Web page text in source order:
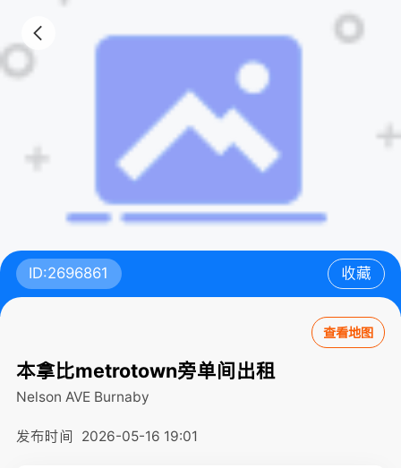
ID:2696861 收藏
查看地图
本拿比metrotown旁单间出租
Nelson AVE Burnaby
发布时间 2026-05-16 19:01